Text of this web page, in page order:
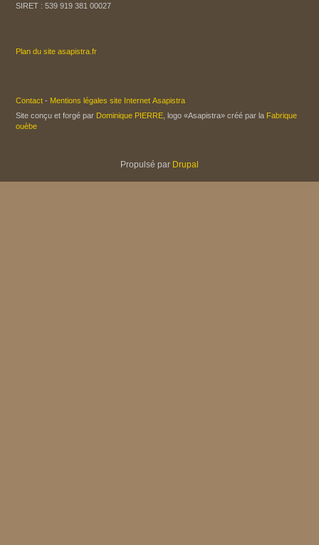
SIRET : 539 919 381 00027
Plan du site asapistra.fr
Contact - Mentions légales site Internet Asapistra
Site conçu et forgé par Dominique PIERRE , logo «Asapistra» créé par la Fabrique
ouèbe
Propulsé par Drupal